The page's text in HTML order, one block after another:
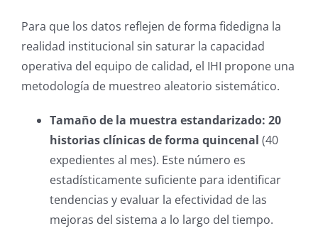
Para que los datos reflejen de forma fidedigna la
realidad institucional sin saturar la capacidad
operativa del equipo de calidad, el IHI propone una
metodología de muestreo aleatorio sistemático.
Tamaño de la muestra estandarizado: 20
historias clínicas de forma quincenal (40
expedientes al mes). Este número es
estadísticamente suficiente para identificar
tendencias y evaluar la efectividad de las
mejoras del sistema a lo largo del tiempo.